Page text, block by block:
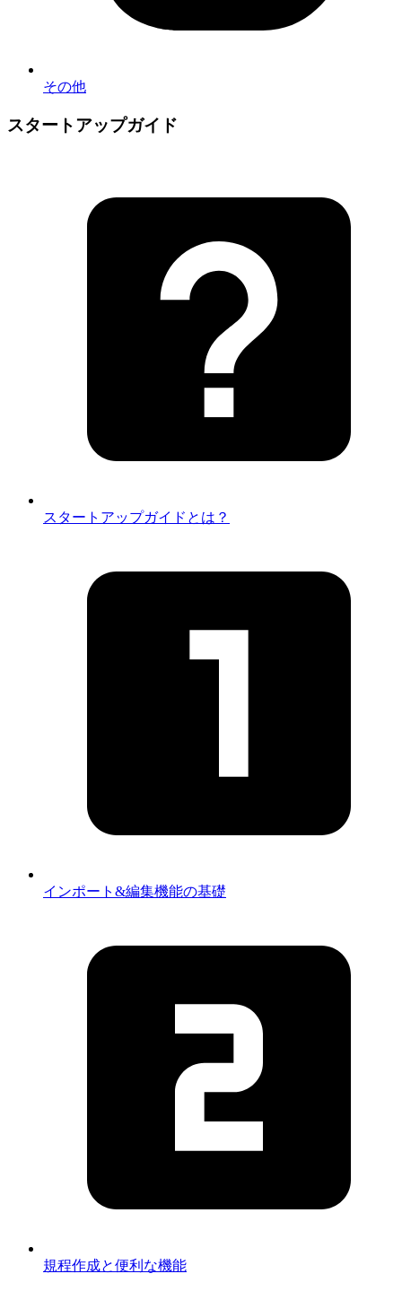
その他
スタートアップガイド
スタートアップガイドとは？
インポート&編集機能の基礎
規程作成と便利な機能